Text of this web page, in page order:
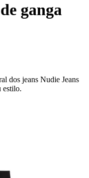
ganga
dos jeans Nudie Jeans
estilo.